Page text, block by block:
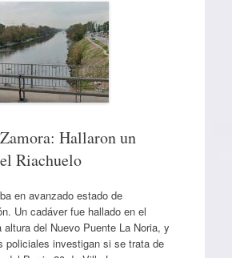
Hallaron un
Riachuelo
en avanzado estado de
Un cadáver fue hallado en el
altura del Nuevo Puente La Noria, y
policiales investigan si se trata de